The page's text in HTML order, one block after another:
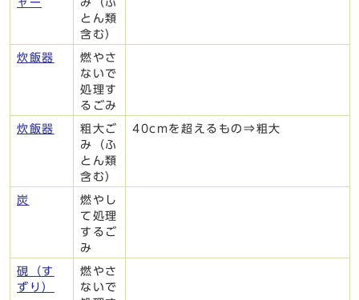
ャー
み（ふ
とん類
含む）
炊飯器
燃やさ
ないで
処理す
るごみ
炊飯器
粗大ご
み（ふ
とん類
含む）
40cmを超えるもの⇒粗大
炭
燃やし
て処理
するご
み
硯（す
ずり）
燃やさ
ないで